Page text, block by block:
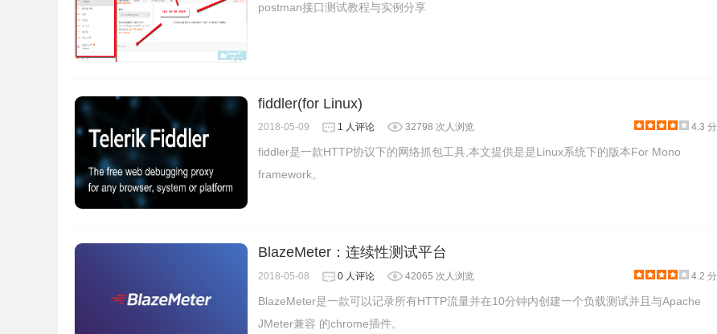
postman接口测试教程与实例分享
fiddler(for Linux)
2018-05-09 1 人评论 32798 次人浏览 4.3 分
fiddler是一款HTTP协议下的网络抓包工具,本文提供是是Linux系统下的版本For Mono
framework。
BlazeMeter：连续性测试平台
2018-05-08 0 人评论 42065 次人浏览 4.2 分
BlazeMeter是一款可以记录所有HTTP流量并在10分钟内创建一个负载测试并且与Apache
JMeter兼容 的chrome插件。